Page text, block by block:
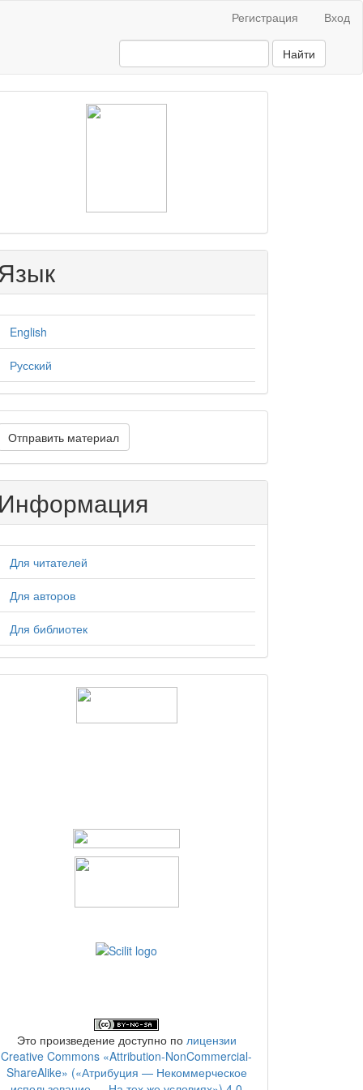
Регистрация Вход
Найти
English
Русский
Отправить материал
Информация
Для читателей
Для авторов
Для библиотек
Это произведение доступно по лицензии
Creative Commons «Attribution-NonCommercial-
ShareAlike» («Атрибуция — Некоммерческое